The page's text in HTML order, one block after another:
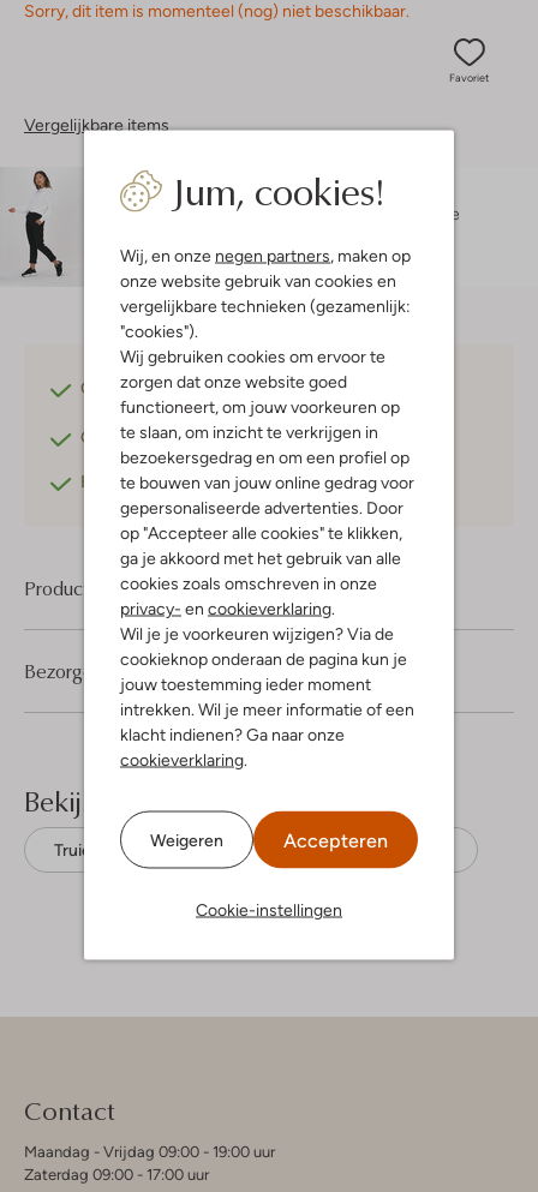
Jum, cookies!
Wij, en onze negen partners, maken op
onze website gebruik van cookies en
vergelijkbare technieken (gezamenlijk:
"cookies").
Wij gebruiken cookies om ervoor te
zorgen dat onze website goed
functioneert, om jouw voorkeuren op
te slaan, om inzicht te verkrijgen in
bezoekersgedrag en om een profiel op
te bouwen van jouw online gedrag voor
gepersonaliseerde advertenties. Door
op "Accepteer alle cookies" te klikken,
ga je akkoord met het gebruik van alle
cookies zoals omschreven in onze
privacy- en cookieverklaring.
Wil je je voorkeuren wijzigen? Via de
cookieknop onderaan de pagina kun je
jouw toestemming ieder moment
intrekken. Wil je meer informatie of een
klacht indienen? Ga naar onze
cookieverklaring.
Weigeren Accepteren
Cookie-instellingen
Sorry, dit item is momenteel (nog) niet beschikbaar.
Favoriet
Vergelijkbare items
Maatadvies
Taylie is 1 meter 64 lang en draagt maat XS.
De
Gratis verzendingvanaf €75,-
Gratis retournerenbinnen 30 dagen*
Betaal achterafmet Klarna
Product informatie
Bezorgen & retourneren
Bekijk meer
Truien Minimum Biologisch katoen
Contact
Maandag - Vrijdag 09:00 - 19:00 uur
Zaterdag 09:00 - 17:00 uur